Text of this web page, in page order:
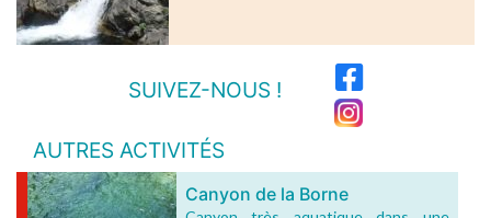
SUIVEZ-NOUS !
AUTRES ACTIVITÉS
Canyon de la Borne